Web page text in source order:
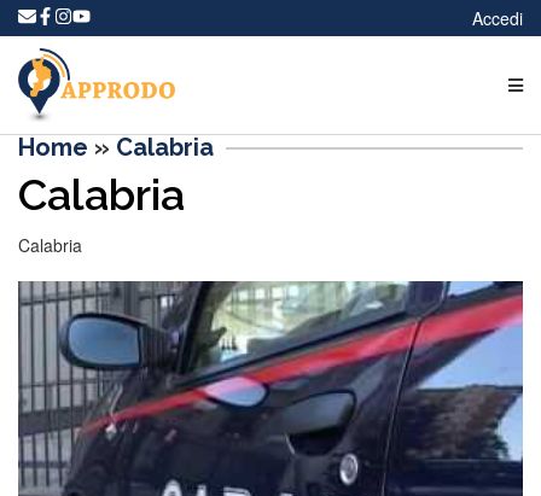
Accedi
Home » Calabria
Calabria
Calabria